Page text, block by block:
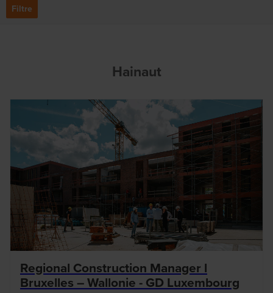
Filtre
Hainaut
Regional Construction Manager l
Bruxelles – Wallonie - GD Luxembourg